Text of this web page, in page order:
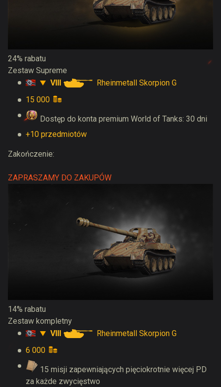
24% rabatu
Zestaw Supreme
VIII
Rheinmetall Skorpion G
15 000
Dostęp do konta premium World of Tanks: 30 dni
+10 przedmiotów
Zakończenie:
ZAPRASZAMY DO ZAKUPÓW
14% rabatu
Zestaw kompletny
VIII
Rheinmetall Skorpion G
6 000
15 misji zapewniających pięciokrotnie więcej PD
za każde zwycięstwo